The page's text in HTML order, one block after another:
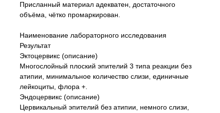
Присланный материал адекватен, достаточного
объёма, чётко промаркирован.
Наименование лабораторного исследования
Результат
Эктоцервикс (описание)
Многослойный плоский эпителий 3 типа реакции без
атипии, минимальное количество слизи, единичные
лейкоциты, флора +.
Эндоцервикс (описание)
Цервикальный эпителий без атипии, немного слизи,